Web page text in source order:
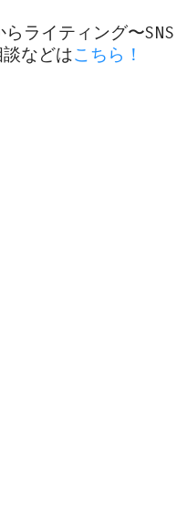
ライティング〜SNS
などはこちら！